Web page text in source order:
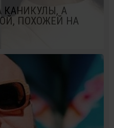
КАНИКУЛЫ, А
ПОХОЖЕЙ НА